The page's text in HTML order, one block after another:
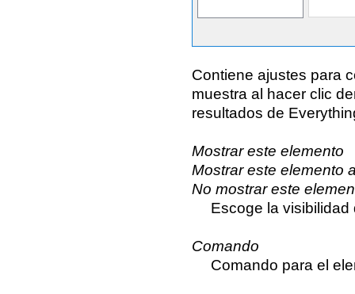
Contiene ajustes para
muestra al hacer clic
resultados de
Mostrar este elemento
Mostrar este elemento
No mostrar este
Escoge la
Comando
Comando para el